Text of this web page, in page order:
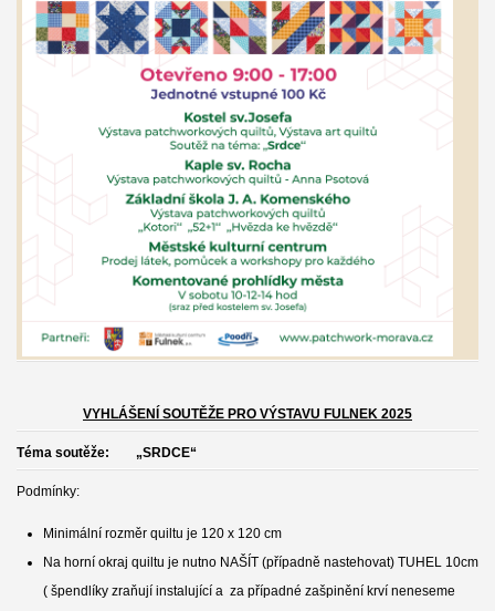
VYHLÁŠENÍ SOUTĚŽE PRO VÝSTAVU FULNEK 2025
Téma soutěže: „SRDCE“
Podmínky:
Minimální rozměr quiltu je 120 x 120 cm
Na horní okraj quiltu je nutno NAŠÍT (případně nastehovat) TUHEL 10cm
( špendlíky zraňují instalující a za případné zašpinění krví neneseme